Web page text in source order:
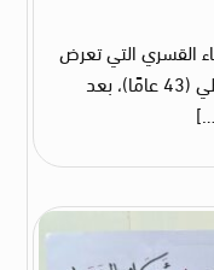
القسري التي تعرض
لها الناشط المهدي أبو القاسم عبد العاطي (43 عامًا)، بعد